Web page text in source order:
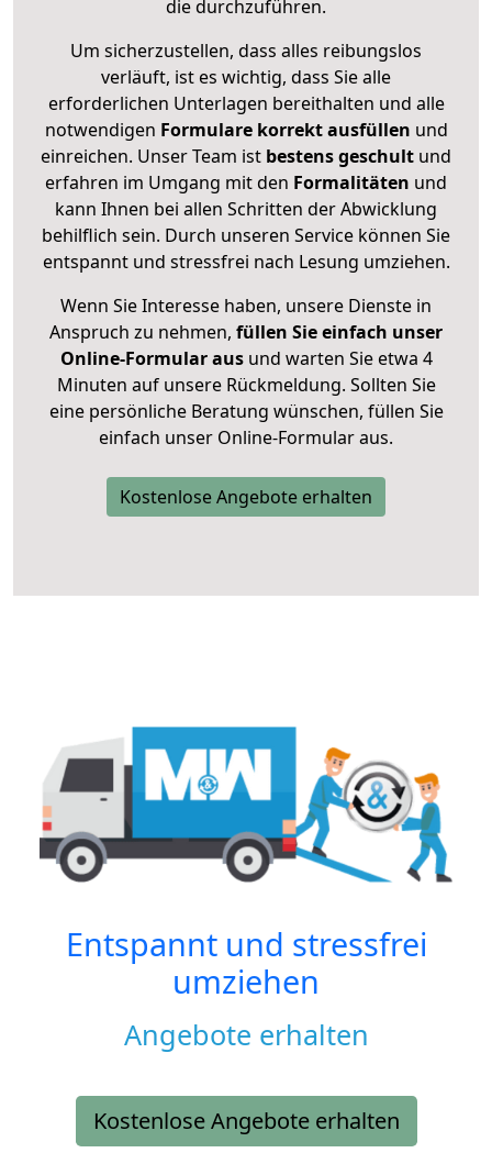
die durchzuführen.
Um sicherzustellen, dass alles reibungslos
verläuft, ist es wichtig, dass Sie alle
erforderlichen Unterlagen bereithalten und alle
notwendigen Formulare korrekt ausfüllen und
einreichen. Unser Team ist bestens geschult und
erfahren im Umgang mit den Formalitäten und
kann Ihnen bei allen Schritten der Abwicklung
behilflich sein. Durch unseren Service können Sie
entspannt und stressfrei nach Lesung umziehen.
Wenn Sie Interesse haben, unsere Dienste in
Anspruch zu nehmen, füllen Sie einfach unser
Online-Formular ausund warten Sie etwa 4
Minuten auf unsere Rückmeldung. Sollten Sie
eine persönliche Beratung wünschen, füllen Sie
einfach unser Online-Formular aus.
Kostenlose Angebote erhalten
Entspannt und stressfrei
umziehen
Angebote erhalten
Kostenlose Angebote erhalten